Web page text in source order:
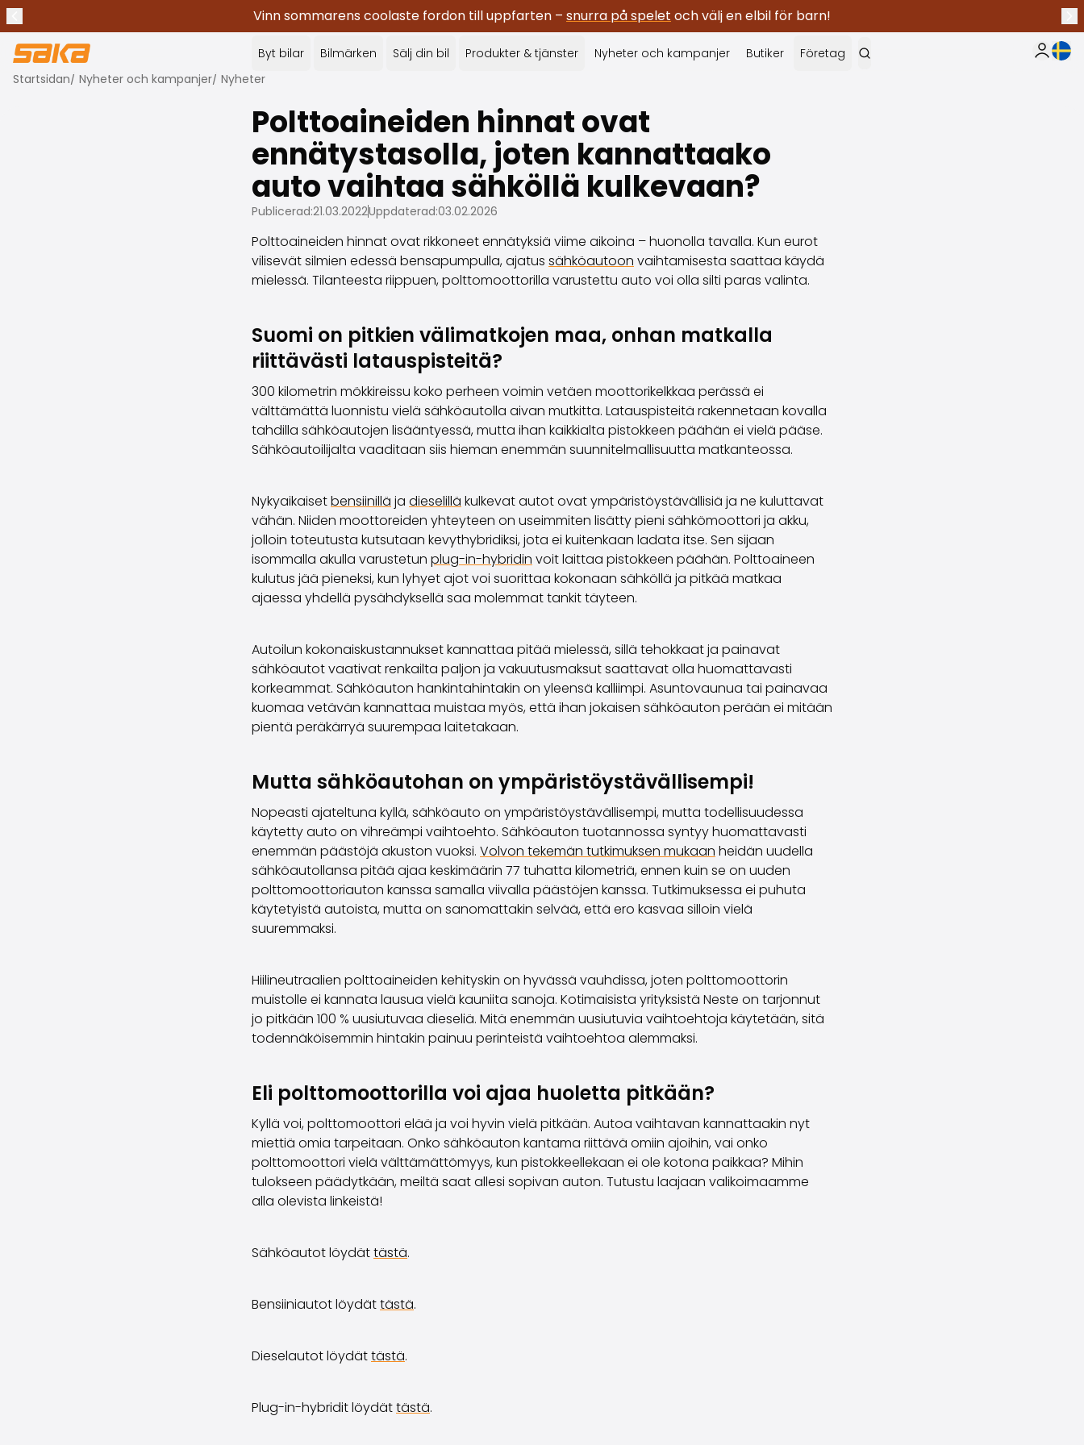
Vinn sommarens coolaste fordon till uppfarten – snurra på spelet och välj en elbil för barn!
Stoppa meddelanden
✕
Byt bilar Bilmärken Sälj din bil Produkter & tjänster Nyheter och kampanjer Butiker Företag Min Saka
Startsidan/ Nyheter och kampanjer/ Nyheter
Polttoaineiden hinnat ovat
ennätystasolla, joten kannattaako
auto vaihtaa sähköllä kulkevaan?
Publicerad:21.03.2022Uppdaterad:03.02.2026
Polttoaineiden hinnat ovat rikkoneet ennätyksiä viime aikoina – huonolla tavalla. Kun eurot
vilisevät silmien edessä bensapumpulla, ajatus sähköautoon vaihtamisesta saattaa käydä
mielessä. Tilanteesta riippuen, polttomoottorilla varustettu auto voi olla silti paras valinta.
Suomi on pitkien välimatkojen maa, onhan matkalla
riittävästi latauspisteitä?
300 kilometrin mökkireissu koko perheen voimin vetäen moottorikelkkaa perässä ei
välttämättä luonnistu vielä sähköautolla aivan mutkitta. Latauspisteitä rakennetaan kovalla
tahdilla sähköautojen lisääntyessä, mutta ihan kaikkialta pistokkeen päähän ei vielä pääse.
Sähköautoilijalta vaaditaan siis hieman enemmän suunnitelmallisuutta matkanteossa.
Nykyaikaisetbensiinillä ja dieselillä kulkevat autot ovat ympäristöystävällisiä ja ne kuluttavat
vähän. Niiden moottoreiden yhteyteen on useimmiten lisätty pieni sähkömoottori ja akku,
jolloin toteutusta kutsutaan kevythybridiksi, jota ei kuitenkaan ladata itse. Sen sijaan
isommalla akulla varustetun plug-in-hybridin voit laittaa pistokkeen päähän. Polttoaineen
kulutus jää pieneksi, kun lyhyet ajot voi suorittaa kokonaan sähköllä ja pitkää matkaa
ajaessa yhdellä pysähdyksellä saa molemmat tankit täyteen.
Autoilun kokonaiskustannukset kannattaa pitää mielessä, sillä tehokkaat ja painavat
sähköautot vaativat renkailta paljon ja vakuutusmaksut saattavat olla huomattavasti
korkeammat. Sähköauton hankintahintakin on yleensä kalliimpi. Asuntovaunua tai painavaa
kuomaa vetävän kannattaa muistaa myös, että ihan jokaisen sähköauton perään ei mitään
pientä peräkärryä suurempaa laitetakaan.
Mutta sähköautohan on ympäristöystävällisempi!
Nopeasti ajateltuna kyllä, sähköauto on ympäristöystävällisempi, mutta todellisuudessa
käytetty auto on vihreämpi vaihtoehto. Sähköauton tuotannossa syntyy huomattavasti
enemmän päästöjä akuston vuoksi. Volvon tekemän tutkimuksen mukaan heidän uudella
sähköautollansa pitää ajaa keskimäärin 77 tuhatta kilometriä, ennen kuin se on uuden
polttomoottoriauton kanssa samalla viivalla päästöjen kanssa. Tutkimuksessa ei puhuta
käytetyistä autoista, mutta on sanomattakin selvää, että ero kasvaa silloin vielä
suuremmaksi.
Hiilineutraalien polttoaineiden kehityskin on hyvässä vauhdissa, joten polttomoottorin
muistolle ei kannata lausua vielä kauniita sanoja. Kotimaisista yrityksistä Neste on tarjonnut
jo pitkään 100 % uusiutuvaa dieseliä. Mitä enemmän uusiutuvia vaihtoehtoja käytetään, sitä
todennäköisemmin hintakin painuu perinteistä vaihtoehtoa alemmaksi.
Eli polttomoottorilla voi ajaa huoletta pitkään?
Kyllä voi, polttomoottori elää ja voi hyvin vielä pitkään. Autoa vaihtavan kannattaakin nyt
miettiä omia tarpeitaan. Onko sähköauton kantama riittävä omiin ajoihin, vai onko
polttomoottori vielä välttämättömyys, kun pistokkeellekaan ei ole kotona paikkaa? Mihin
tulokseen päädytkään, meiltä saat allesi sopivan auton. Tutustu laajaan valikoimaamme
alla olevista linkeistä!
Sähköautot löydättästä.
Bensiiniautot löydättästä.
Dieselautot löydättästä.
Plug-in-hybridit löydättästä.